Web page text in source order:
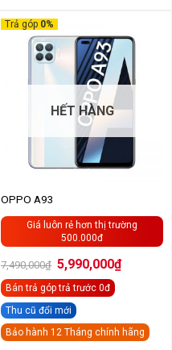
Trả góp 0%
HẾT HÀNG
OPPO A93
Giá luôn rẻ hơn thị trường
500.000đ
7,490,000₫ Giá
gốc
là:
7,490,000₫.
5,990,000₫Giá
hiện
Bán trả góptrả trước 0đ
Thu cũ đổi mới
Bảo hành 12 Tháng chính hãng